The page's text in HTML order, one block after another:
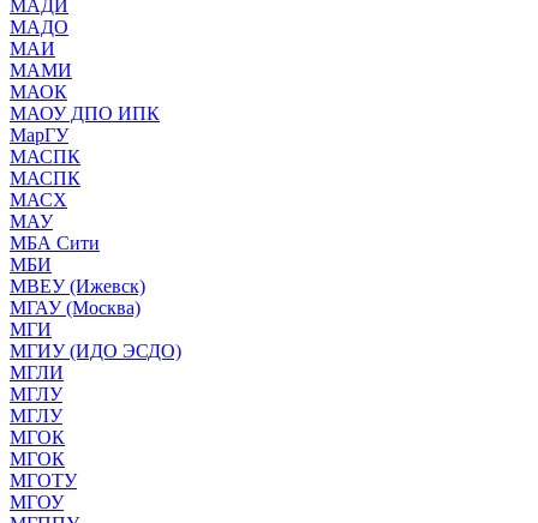
МАДИ
МАДО
МАИ
МАМИ
МАОК
МАОУ ДПО ИПК
МарГУ
МАСПК
МАСПК
МАСХ
МАУ
МБА Сити
МБИ
МВЕУ (Ижевск)
МГАУ (Москва)
МГИ
МГИУ (ИДО ЭСДО)
МГЛИ
МГЛУ
МГЛУ
МГОК
МГОК
МГОТУ
МГОУ